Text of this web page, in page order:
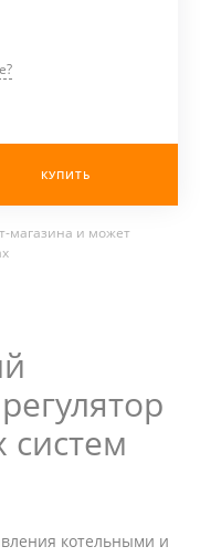
КУПИТЬ
магазина и может
систем
котельными и